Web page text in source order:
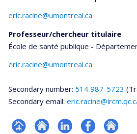
eric.racine@umontreal.ca
Professeur/chercheur titulaire
École de santé publique -
eric.racine@umontreal.ca
Secondary number: 514 987-5723
Secondary email: